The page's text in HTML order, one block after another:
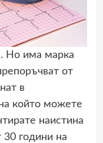
Но има марка
от
в
който можете
наистина
години на